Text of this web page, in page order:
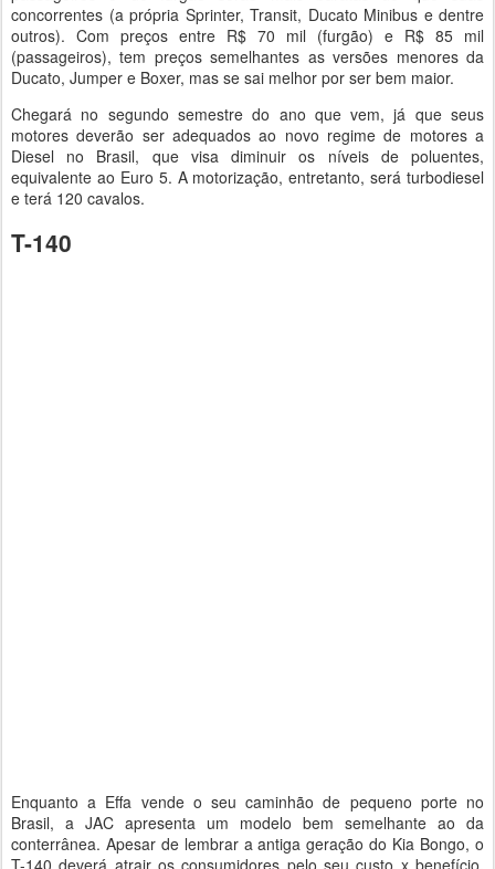
concorrentes (a própria Sprinter, Transit, Ducato Minibus e dentre
outros). Com preços entre R$ 70 mil (furgão) e R$ 85 mil
(passageiros), tem preços semelhantes as versões menores da
Ducato, Jumper e Boxer, mas se sai melhor por ser bem maior.
Chegará no segundo semestre do ano que vem, já que seus
motores deverão ser adequados ao novo regime de motores a
Diesel no Brasil, que visa diminuir os níveis de poluentes,
equivalente ao Euro 5. A motorização, entretanto, será turbodiesel
e terá 120 cavalos.
T-140
Enquanto a Effa vende o seu caminhão de pequeno porte no
Brasil, a JAC apresenta um modelo bem semelhante ao da
conterrânea. Apesar de lembrar a antiga geração do Kia Bongo, o
T-140 deverá atrair os consumidores pelo seu custo x benefício.